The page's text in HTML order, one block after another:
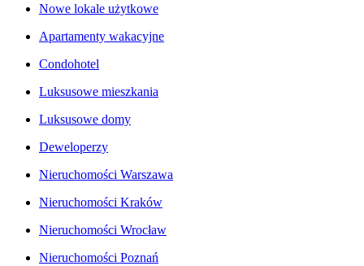
Nowe lokale użytkowe
Apartamenty wakacyjne
Condohotel
Luksusowe mieszkania
Luksusowe domy
Deweloperzy
Nieruchomości Warszawa
Nieruchomości Kraków
Nieruchomości Wrocław
Nieruchomości Poznań